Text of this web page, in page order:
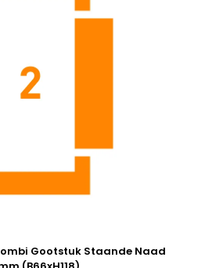
Combi Gootstuk Staande Naad